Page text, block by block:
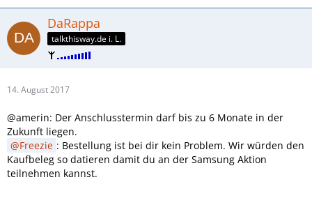
DaRappa
talkthisway.de i. L.
14. August 2017
@amerin: Der Anschlusstermin darf bis zu 6 Monate in der
Zukunft liegen.
Freezie : Bestellung ist bei dir kein Problem. Wir würden den
Kaufbeleg so datieren damit du an der Samsung Aktion
teilnehmen kannst.